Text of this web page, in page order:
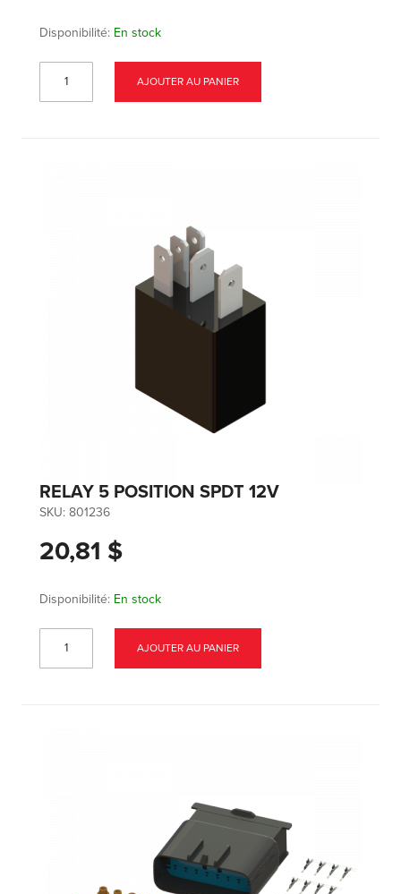
Disponibilité: En stock
AJOUTER AU PANIER
RELAY 5 POSITION SPDT 12V
SKU: 801236
20,81 $
Disponibilité: En stock
AJOUTER AU PANIER